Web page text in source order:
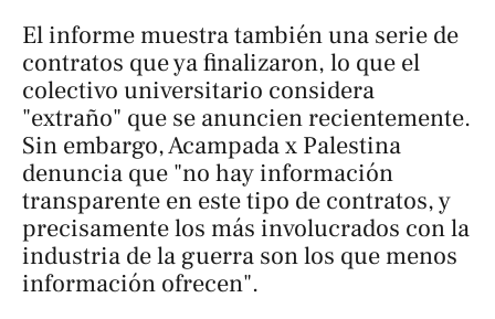
El informe muestra también una serie de
contratos que ya finalizaron, lo que el
colectivo universitario considera
"extraño" que se anuncien recientemente.
Sin embargo, Acampada x Palestina
denuncia que "no hay información
transparente en este tipo de contratos, y
precisamente los más involucrados con la
industria de la guerra son los que menos
información ofrecen".